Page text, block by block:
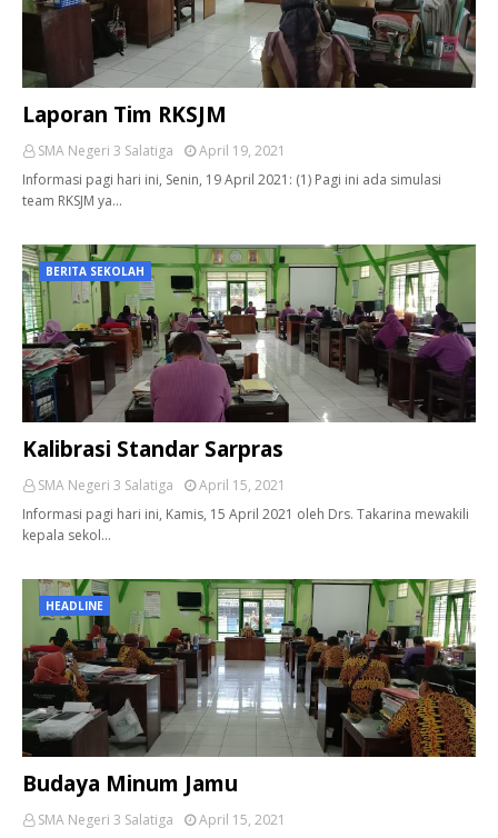
Laporan Tim RKSJM
SMA Negeri 3 Salatiga
April 19, 2021
Informasi pagi hari ini, Senin, 19 April 2021: (1) Pagi ini ada simulasi
team RKSJM ya…
BERITA SEKOLAH
Kalibrasi Standar Sarpras
SMA Negeri 3 Salatiga
April 15, 2021
Informasi pagi hari ini, Kamis, 15 April 2021 oleh Drs. Takarina mewakili
kepala sekol…
HEADLINE
Budaya Minum Jamu
SMA Negeri 3 Salatiga
April 15, 2021